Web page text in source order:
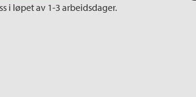
i løpet av 1-3 arbeidsdager.